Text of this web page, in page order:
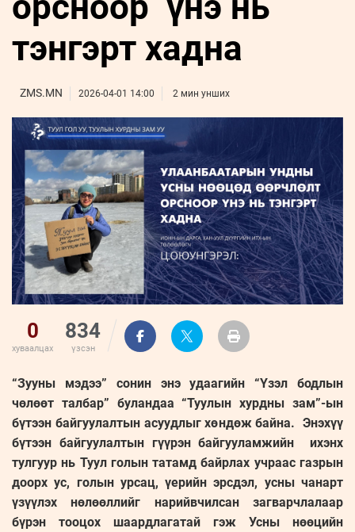
Бүртгүүлэх
Бизнес
хөгжил
Leaderships
forum
ФОТО
УРЛАГ
ҮНДЭСНИЙ
МЭДЭЭЛЛИЙН
ТӨВ
тэнгэрт хадна
ZMS.MN 2026-04-01 14:00 2 мин унших
0
хуваалцах
834
үзсэн
“Зууны мэдээ” сонин энэ удаагийн “Үзэл бодлын
чөлөөт талбар” буландаа “Туулын хурдны зам”-ын
бүтээн байгуулалтын асуудлыг хөндөж байна. Энэхүү
бүтээн байгуулалтын гүүрэн байгууламжийн ихэнх
тулгуур нь Туул голын татамд байрлах учраас газрын
доорх ус, голын урсац, үерийн эрсдэл, усны чанарт
үзүүлэх нөлөөллийг нарийвчилсан загварчлалаар
бүрэн тооцох шаардлагатай гэж Усны нөөцийн